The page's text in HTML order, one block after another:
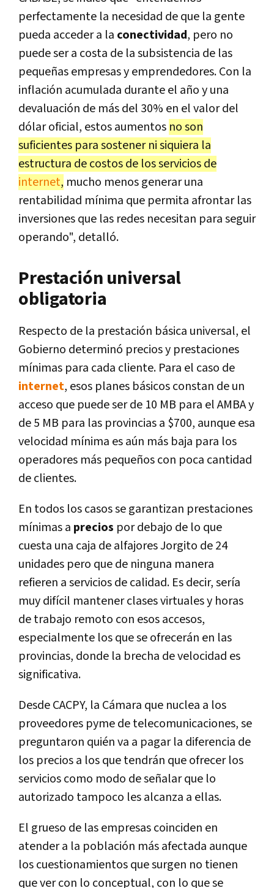
perfectamente la necesidad de que la gente
pueda acceder a la conectividad, pero no
puede ser a costa de la subsistencia de las
pequeñas empresas y emprendedores. Con la
inflación acumulada durante el año y una
devaluación de más del 30% en el valor del
dólar oficial, estos aumentos no son
suficientes para sostener ni siquiera la
estructura de costos de los servicios de
internet, mucho menos generar una
rentabilidad mínima que permita afrontar las
inversiones que las redes necesitan para seguir
operando", detalló.
Prestación universal
obligatoria
Respecto de la prestación básica universal, el
Gobierno determinó precios y prestaciones
mínimas para cada cliente. Para el caso de
internet, esos planes básicos constan de un
acceso que puede ser de 10 MB para el AMBA y
de 5 MB para las provincias a $700, aunque esa
velocidad mínima es aún más baja para los
operadores más pequeños con poca cantidad
de clientes.
En todos los casos se garantizan prestaciones
mínimas a precios por debajo de lo que
cuesta una caja de alfajores Jorgito de 24
unidades pero que de ninguna manera
refieren a servicios de calidad. Es decir, sería
muy difícil mantener clases virtuales y horas
de trabajo remoto con esos accesos,
especialmente los que se ofrecerán en las
provincias, donde la brecha de velocidad es
significativa.
Desde CACPY, la Cámara que nuclea a los
proveedores pyme de telecomunicaciones, se
preguntaron quién va a pagar la diferencia de
los precios a los que tendrán que ofrecer los
servicios como modo de señalar que lo
autorizado tampoco les alcanza a ellas.
El grueso de las empresas coinciden en
atender a la población más afectada aunque
los cuestionamientos que surgen no tienen
que ver con lo conceptual, con lo que se